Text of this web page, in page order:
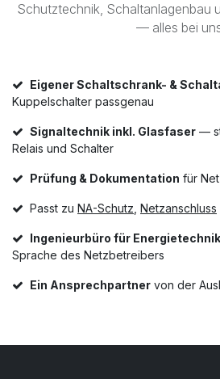
Schutztechnik, Schaltanlagenbau
— alles bei
Eigener Schaltschrank- &
Kuppelschalter passgenau
Signaltechnik inkl. Glasfaser —
Relais und Schalter
Prüfung & Dokumentation für
Passt zu NA-Schutz Netzanschluss
Ingenieurbüro für Energietechnik
Sprache des Netzbetreibers
Ein Ansprechpartner von der